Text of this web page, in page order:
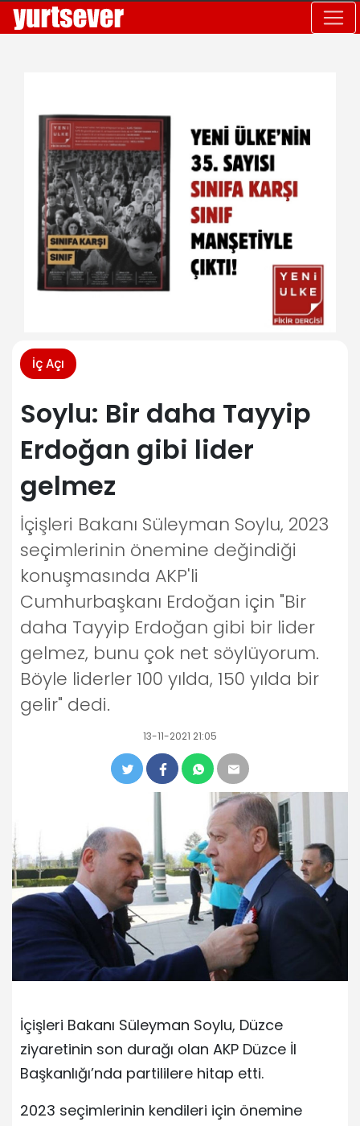
İç Açı
Soylu: Bir daha Tayyip
Erdoğan gibi lider
gelmez
İçişleri Bakanı Süleyman Soylu, 2023
seçimlerinin önemine değindiği
konuşmasında AKP'li
Cumhurbaşkanı Erdoğan için "Bir
daha Tayyip Erdoğan gibi bir lider
gelmez, bunu çok net söylüyorum.
Böyle liderler 100 yılda, 150 yılda bir
gelir" dedi.
13-11-2021 21:05
İçişleri Bakanı Süleyman Soylu, Düzce
ziyaretinin son durağı olan AKP Düzce İl
Başkanlığı’nda partililere hitap etti.
2023 seçimlerinin kendileri için önemine